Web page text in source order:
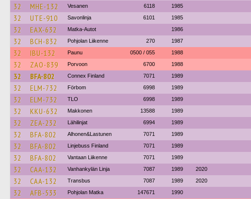
32 MHE-132 Vesanen 6118 1985
32 UTE-910 Savonlinja 6101 1985
32 EAX-632 Matka-Autot 1986
32 BCH-832 Pohjolan Liikenne 270 1987
32 IBU-132 Paunu 0500 / 055 1988
32 ZAO-839 Porvoon 6700 1988
32 BFA-802 Connex Finland 7071 1989
32 ELM-732 Förbom 6998 1989
32 ELM-732 TLO 6998 1989
32 KKU-632 Makkonen 13588 1989
32 ZEA-232 Lähilinjat 6994 1989
32 BFA-802 Alhonen&Lastunen 7071 1989
32 BFA-802 Linjebuss Finland 7071 1989
32 BFA-802 Vantaan Liikenne 7071 1989
32 CAA-132 Vanhankylän Linja 7087 1989 2020
32 CAA-132 Transbus 7087 1989 2020
32 AFB-533 Pohjolan Matka 147671 1990